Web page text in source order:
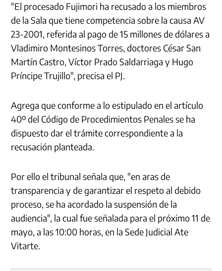
"El procesado Fujimori ha recusado a los miembros
de la Sala que tiene competencia sobre la causa AV
23-2001, referida al pago de 15 millones de dólares a
Vladimiro Montesinos Torres, doctores César San
Martín Castro, Víctor Prado Saldarriaga y Hugo
Príncipe Trujillo", precisa el PJ.
Agrega que conforme a lo estipulado en el artículo
40º del Código de Procedimientos Penales se ha
dispuesto dar el trámite correspondiente a la
recusación planteada.
Por ello el tribunal señala que, "en aras de
transparencia y de garantizar el respeto al debido
proceso, se ha acordado la suspensión de la
audiencia", la cual fue señalada para el próximo 11 de
mayo, a las 10:00 horas, en la Sede Judicial Ate
Vitarte.